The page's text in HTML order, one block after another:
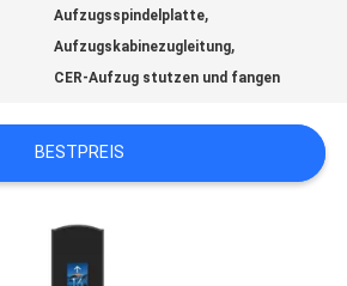
Aufzugsspindelplatte,
Aufzugskabinezugleitung,
CER-Aufzug stutzen und fangen
BESTPREIS